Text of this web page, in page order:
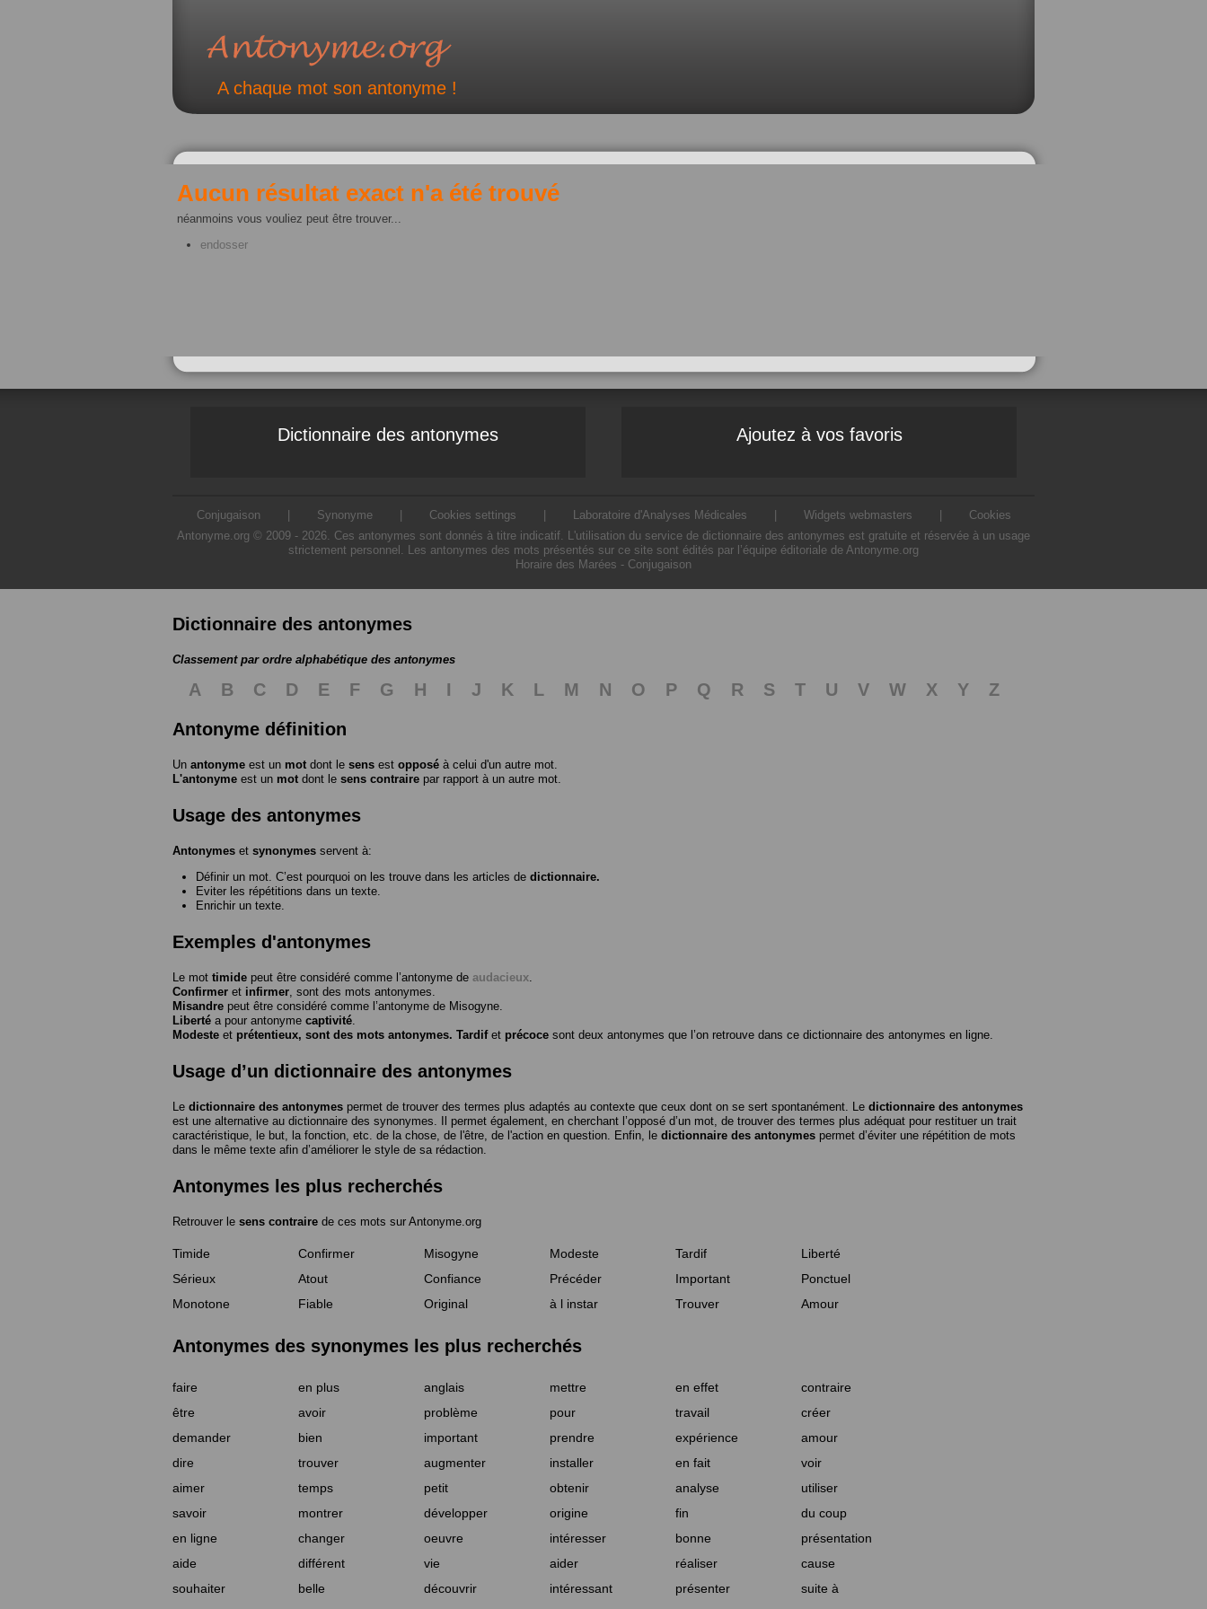
A chaque mot son antonyme !
Aucun résultat exact n'a été trouvé
néanmoins vous vouliez peut être trouver...
endosser
Dictionnaire des antonymes Ajoutez à vos favoris
Conjugaison Synonyme Cookies settings Laboratoire d'Analyses Médicales Widgets webmasters
Cookies
Antonyme.org © 2009 - 2026. Ces antonymes sont donnés à titre indicatif. L'utilisation du service de dictionnaire des antonymes est gratuite et réservée à un usage
strictement personnel. Les antonymes des mots présentés sur ce site sont édités par l’équipe éditoriale de Antonyme.org
Horaire des Marées - Conjugaison
Dictionnaire des antonymes
Classement par ordre alphabétique des antonymes
A B C D E F G H I J K L M N O P Q R S T U V W X Y
Z
Antonyme définition
Un antonyme est un mot dont le sens est opposé à celui d'un autre mot.
L'antonyme est un mot dont le sens contraire par rapport à un autre mot.
Usage des antonymes
Antonymes et synonymes servent à:
Définir un mot. C’est pourquoi on les trouve dans les articles de dictionnaire.
Eviter les répétitions dans un texte.
Enrichir un texte.
Exemples d'antonymes
Le mot timide peut être considéré comme l’antonyme de audacieux
Confirmer et infirmer , sont des mots antonymes.
Misandre peut être considéré comme l’antonyme de Misogyne
Liberté a pour antonyme captivité
Modeste et prétentieux, sont des mots antonymes. Tardifet précoce sont deux antonymes que l’on retrouve dans ce dictionnaire des antonymes en ligne.
Usage d’un dictionnaire des antonymes
Le dictionnaire des antonymes permet de trouver des termes plus adaptés au contexte que ceux dont on se sert spontanément. Le dictionnaire des antonymes
est une alternative au dictionnaire des synonymes. Il permet également, en cherchant l’opposé d’un mot, de trouver des termes plus adéquat pour restituer un trait
caractéristique, le but, la fonction, etc. de la chose, de l'être, de l'action en question. Enfin, le dictionnaire des antonymes permet d’éviter une répétition de mots
dans le même texte afin d’améliorer le style de sa rédaction.
Antonymes les plus recherchés
Retrouver le sens contraire de ces mots sur Antonyme.org
Timide Confirmer Misogyne Modeste Tardif
Liberté
Sérieux
Atout Confiance Précéder Important
Ponctuel
Monotone
Fiable Original à l instar Trouver Amour
Antonymes des synonymes les plus recherchés
faire en plus anglais mettre en effet
contraire
être
avoir problème pour travail
créer
demander
bien important prendre expérience
amour
dire
trouver augmenter installer en fait
voir
aimer
temps petit obtenir analyse
utiliser
savoir
montrer développer origine fin
du coup
en ligne
changer oeuvre intéresser bonne
présentation
aide
différent vie aider réaliser
cause
souhaiter
belle découvrir intéressant présenter
suite à